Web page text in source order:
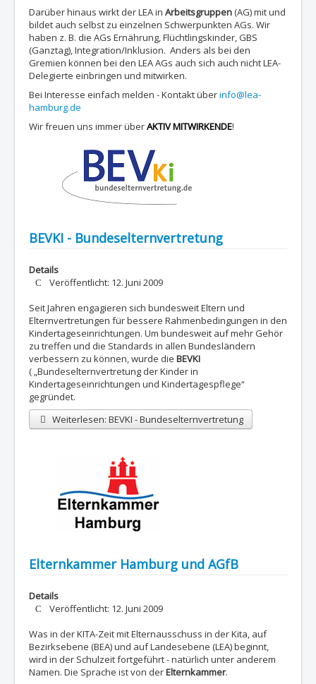
Darüber hinaus wirkt der LEA in Arbeitsgruppen(AG) mit und
bildet auch selbst zu einzelnen Schwerpunkten AGs. Wir
haben z. B. die AGs Ernährung, Flüchtlingskinder, GBS
(Ganztag), Integration/Inklusion. Anders als bei den
Gremien können bei den LEA AGs auch sich auch nicht LEA-
Delegierte einbringen und mitwirken.
Bei Interesse einfach melden - Kontakt überinfo@lea-
hamburg.de
Wir freuen uns immer überAKTIV MITWIRKENDE!
BEVKI - Bundeselternvertretung
Details
Veröffentlicht: 12. Juni 2009
Seit Jahren engagieren sich bundesweit Eltern und
Elternvertretungen für bessere Rahmenbedingungen in den
Kindertageseinrichtungen. Um bundesweit auf mehr Gehör
zu treffen und die Standards in allen Bundesländern
verbessern zu können, wurde die BEVKI
( „Bundeselternvertretung der Kinder in
Kindertageseinrichtungen und Kindertagespflege“
gegründet.
Weiterlesen: BEVKI - Bundeselternvertretung
Elternkammer Hamburg und AGfB
Details
Veröffentlicht: 12. Juni 2009
Was in der KITA-Zeit mit Elternausschuss in der Kita, auf
Bezirksebene (BEA) und auf Landesebene (LEA) beginnt,
wird in der Schulzeit fortgeführt - natürlich unter anderem
Namen. Die Sprache ist von derElternkammer.